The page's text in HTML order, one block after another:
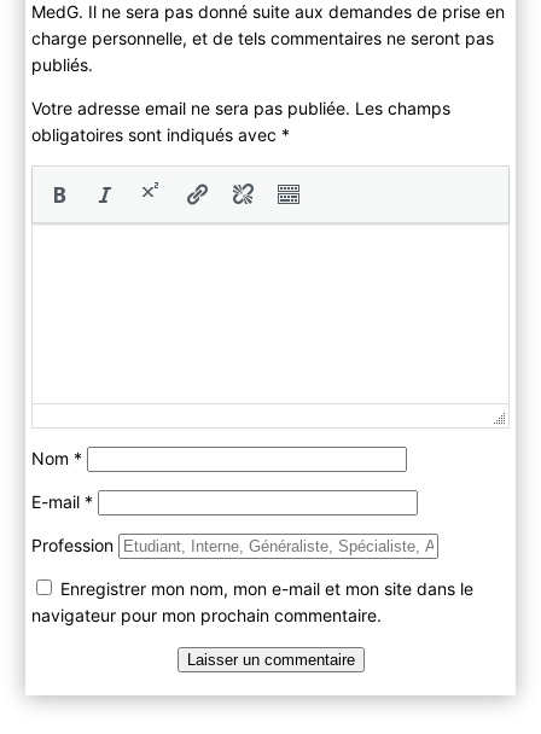
MedG. Il ne sera pas donné suite aux demandes de prise en
charge personnelle, et de tels commentaires ne seront pas
publiés.
Votre adresse email ne sera pas publiée. Les champs
obligatoires sont indiqués avec *
Nom *
E-mail *
Profession
Enregistrer mon nom, mon e-mail et mon site dans le
navigateur pour mon prochain commentaire.